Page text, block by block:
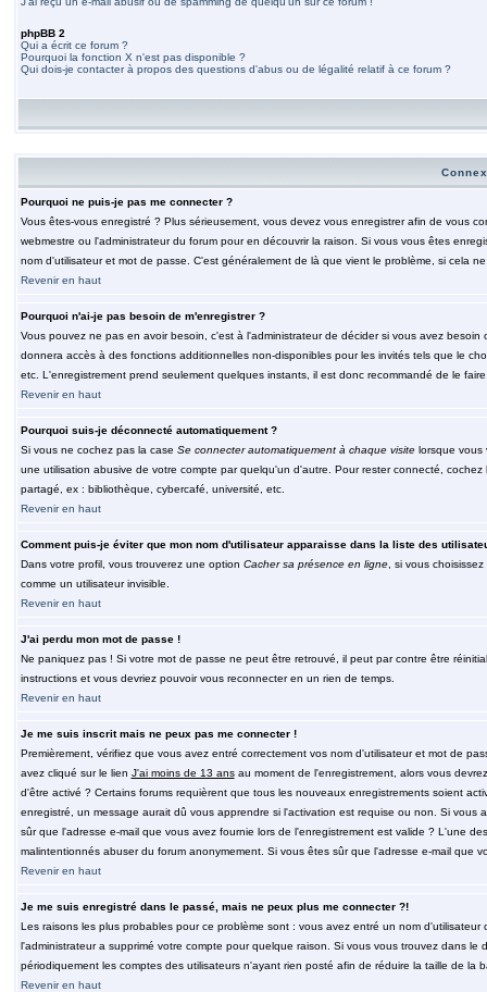
phpBB 2
Qui a écrit ce forum ?
Pourquoi la fonction X n'est pas disponible ?
Qui dois-je contacter à propos des questions d'abus ou de légalité relatif à ce forum ?
Pourquoi ne puis-je pas me connecter ?
Vous êtes-vous enregistré ? Plus sérieusement, vous devez vous enregistrer afin de vous
webmestre ou l'administrateur du forum pour en découvrir la raison. Si vous vous êtes
nom d'utilisateur et mot de passe. C'est généralement de là que vient le problème, si cela
Revenir en haut
Pourquoi n'ai-je pas besoin de m'enregistrer ?
Vous pouvez ne pas en avoir besoin, c'est à l'administrateur de décider si vous avez
donnera accès à des fonctions additionnelles non-disponibles pour les invités tels que le
etc. L'enregistrement prend seulement quelques instants, il est donc recommandé de le
Revenir en haut
Pourquoi suis-je déconnecté automatiquement ?
Si vous ne cochez pas la case Se connecter automatiquement à chaque visitelorsque vous
une utilisation abusive de votre compte par quelqu'un d'autre. Pour rester connecté,
partagé, ex : bibliothèque, cybercafé, université, etc.
Revenir en haut
Comment puis-je éviter que mon nom d'utilisateur apparaisse dans la liste des
Dans votre profil, vous trouverez une option Cacher sa présence en ligne, si vous choisissez
comme un utilisateur invisible.
Revenir en haut
J'ai perdu mon mot de passe !
Ne paniquez pas ! Si votre mot de passe ne peut être retrouvé, il peut par contre être
instructions et vous devriez pouvoir vous reconnecter en un rien de temps.
Revenir en haut
Je me suis inscrit mais ne peux pas me connecter !
Premièrement, vérifiez que vous avez entré correctement vos nom d'utilisateur et mot de
avez cliqué sur le lien J'ai moins de 13 ansau moment de l'enregistrement, alors vous
d'être activé ? Certains forums requièrent que tous les nouveaux enregistrements soient
enregistré, un message aurait dû vous apprendre si l'activation est requise ou non. Si
sûr que l'adresse e-mail que vous avez fournie lors de l'enregistrement est valide ? L'une
malintentionnés abuser du forum anonymement. Si vous êtes sûr que l'adresse e-mail que
Revenir en haut
Je me suis enregistré dans le passé, mais ne peux plus me connecter ?!
Les raisons les plus probables pour ce problème sont : vous avez entré un nom
l'administrateur a supprimé votre compte pour quelque raison. Si vous vous trouvez dans
périodiquement les comptes des utilisateurs n'ayant rien posté afin de réduire la taille de
Revenir en haut